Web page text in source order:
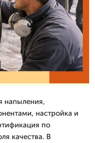
напыления,
настройка и
по
качества. В